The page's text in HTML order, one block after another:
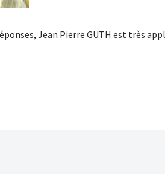
Jean Pierre GUTH est très